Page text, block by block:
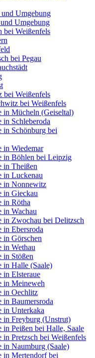
Umgebung
Umgebung
bei Weißenfels
bei Pegau
bei Weißenfels
bei Weißenfels
in Mücheln (Geiseltal)
in Schleberoda
in Schönburg bei
in Wiedemar
in Böhlen bei Leipzig
in Theißen
in Luckenau
in Nonnewitz
in Gieckau
in Rötha
in Wachau
in Zwochau bei Delitzsch
in Ebersroda
in Görschen
in Wethau
in Stößen
in Halle (Saale)
in Elsteraue
in Meineweh
in Oechlitz
in Baumersroda
in Unterkaka
in Freyburg (Unstrut)
in Peißen bei Halle, Saale
Pretzsch bei Weißenfels
in Naumburg (Saale)
in Mertendorf bei